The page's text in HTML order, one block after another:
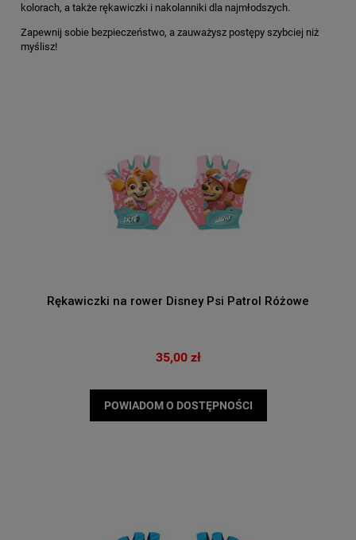
kolorach, a także rękawiczki i nakolanniki dla najmłodszych.
Zapewnij sobie bezpieczeństwo, a zauważysz postępy szybciej niż
myślisz!
Rękawiczki na rower Disney Psi Patrol Różowe
35,00 zł
POWIADOM O DOSTĘPNOŚCI